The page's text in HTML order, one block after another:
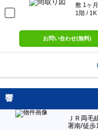
敷 1ヶ
1階 /
お問い合わせ(無料)
響
ＪＲ両毛
署南/徒歩